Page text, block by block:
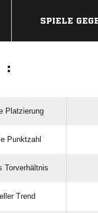
SPIELE
:
Platzierung
Punktzahl
Torverhältnis
Trend